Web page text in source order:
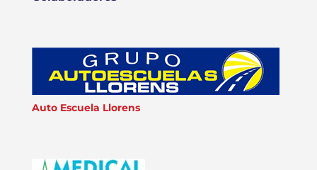
Auto Escuela Llorens